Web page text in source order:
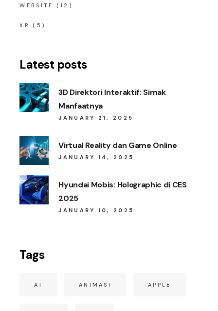
WEBSITE (12)
XR (5)
Latest posts
3D Direktori Interaktif: Simak
Manfaatnya
JANUARY 21, 2025
Virtual Reality dan Game Online
JANUARY 14, 2025
Hyundai Mobis: Holographic di CES
2025
JANUARY 10, 2025
Tags
AI ANIMASI APPLE